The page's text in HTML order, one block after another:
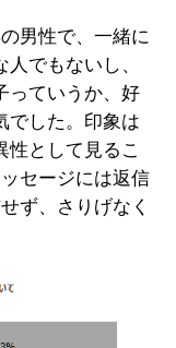
男性で、一緒に
でもないし、
っていうか、好
でした。印象は
性として見るこ
セージには返信
ず、さりげなく